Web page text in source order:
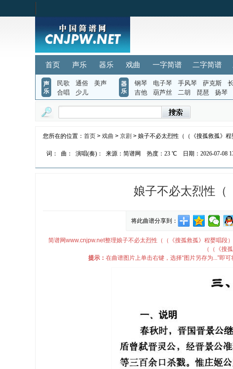
首页 声乐 器乐 戏曲 一字简谱 二字简谱
声
乐
民歌 通俗
美声
合唱
少儿
器
乐
钢琴 电子琴 手风琴 萨克斯
吉他
葫芦丝 二胡 琵琶 扬琴
您所在的位置： 首页 > 戏曲 > 京剧 > 娘子不必太烈性（（《搜孤救孤》程
词： 曲： 演唱(奏)： 来源：简谱网 热度： 23 ℃ 日期：2026-07-08
娘子不必太烈性（
将此曲谱分享到：
简谱网www.cnjpw.net整理娘子不必太烈性（（《搜孤救孤》程婴唱段
（（《搜
提示： 在曲谱图片上单击右键，选择“图片另存为...”即